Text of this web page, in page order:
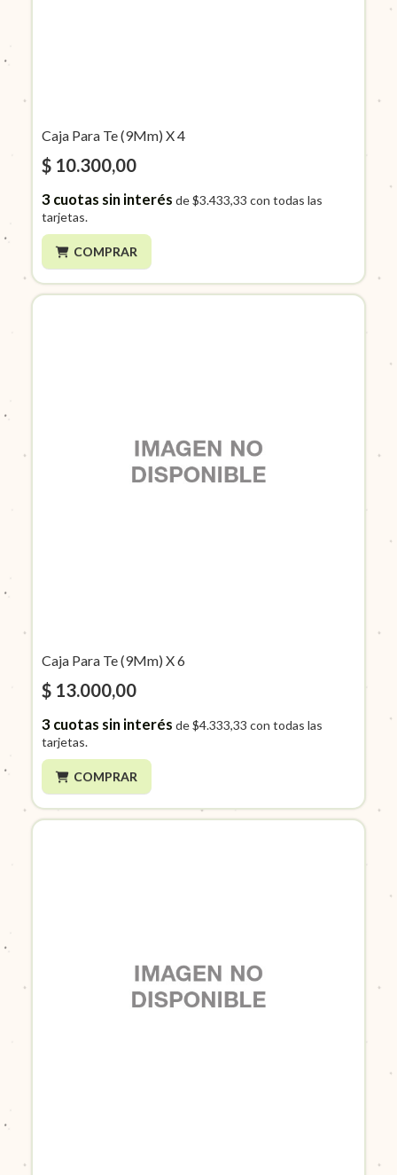
Caja Para Te (9Mm) X 4
$ 10.300,00
3cuotas sin interés de$3.433,33 con todas las
tarjetas.
COMPRAR
Caja Para Te (9Mm) X 6
$ 13.000,00
3cuotas sin interés de$4.333,33 con todas las
tarjetas.
COMPRAR